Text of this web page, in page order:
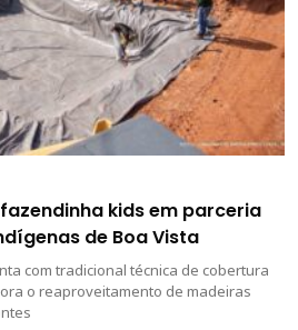
kids em parceria
de Boa Vista
com tradicional técnica de cobertura
o reaproveitamento de madeiras